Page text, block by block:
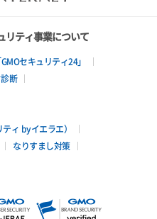
リティ事業について
セキュリティ24」
断
ィ byイエラエ）
なりすまし対策